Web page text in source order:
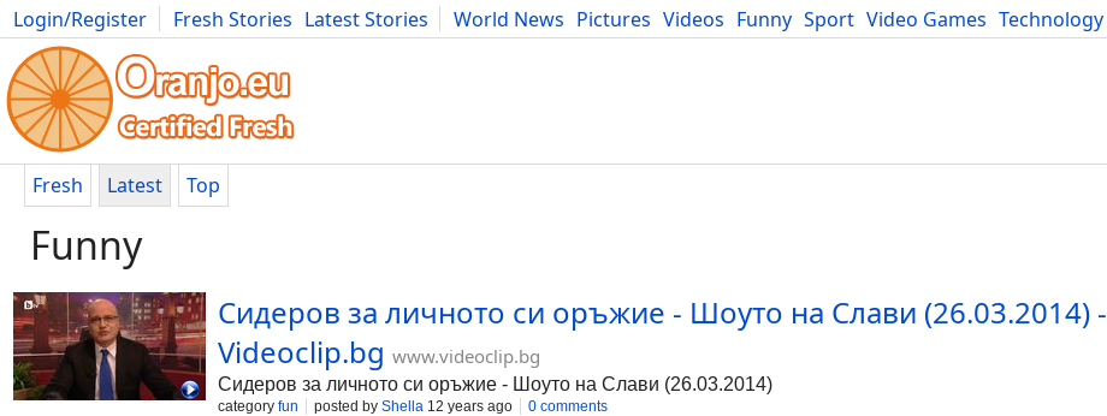
Login/Register Fresh Stories Latest Stories World News Pictures Videos Funny Sport Video Games Technology
Photography Comics Bulgaria Fitness Food Literature Developers Blog
Fresh Latest Top
Funny
Сидеров за личното си оръжие - Шоуто на Слави (26.03.2014) -
Videoclip.bg www.videoclip.bg
Сидеров за личното си оръжие - Шоуто на Слави (26.03.2014)
category fun posted by Shella 12 years ago 0 comments